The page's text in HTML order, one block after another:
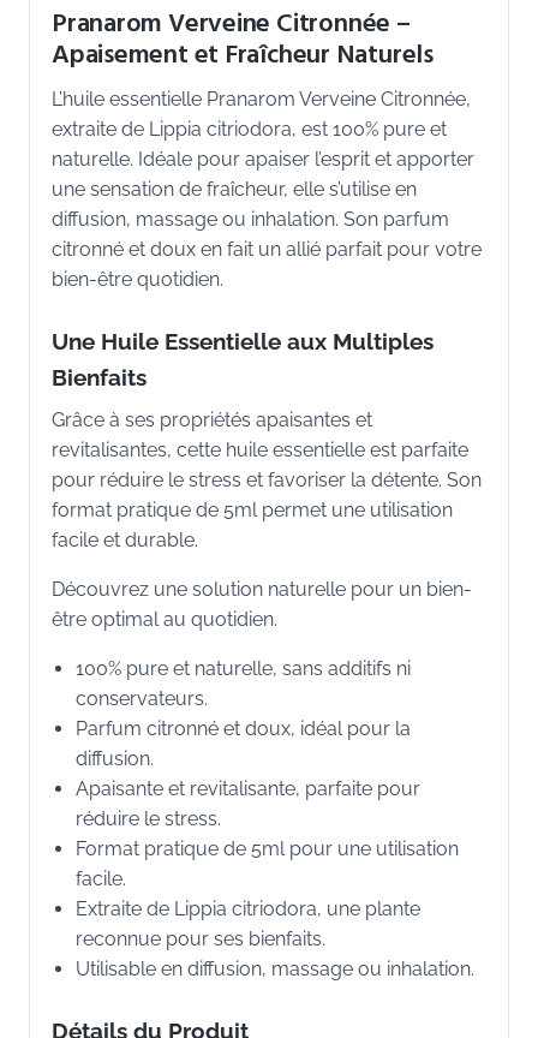
Pranarom Verveine Citronnée –
Apaisement et Fraîcheur Naturels
L’huile essentielle Pranarom Verveine Citronnée,
extraite de Lippia citriodora, est 100% pure et
naturelle. Idéale pour apaiser l’esprit et apporter
une sensation de fraîcheur, elle s’utilise en
diffusion, massage ou inhalation. Son parfum
citronné et doux en fait un allié parfait pour votre
bien-être quotidien.
Une Huile Essentielle aux Multiples
Bienfaits
Grâce à ses propriétés apaisantes et
revitalisantes, cette huile essentielle est parfaite
pour réduire le stress et favoriser la détente. Son
format pratique de 5ml permet une utilisation
facile et durable.
Découvrez une solution naturelle pour un bien-
être optimal au quotidien.
100% pure et naturelle, sans additifs ni
conservateurs.
Parfum citronné et doux, idéal pour la
diffusion.
Apaisante et revitalisante, parfaite pour
réduire le stress.
Format pratique de 5ml pour une utilisation
facile.
Extraite de Lippia citriodora, une plante
reconnue pour ses bienfaits.
Utilisable en diffusion, massage ou inhalation.
Détails du Produit